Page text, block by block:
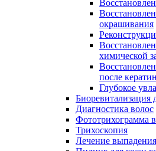
окрашивания
химической
после
Глубокое
Биоревитализация
Диагностика волос
Фототрихограмма
Трихоскопия
Лечение